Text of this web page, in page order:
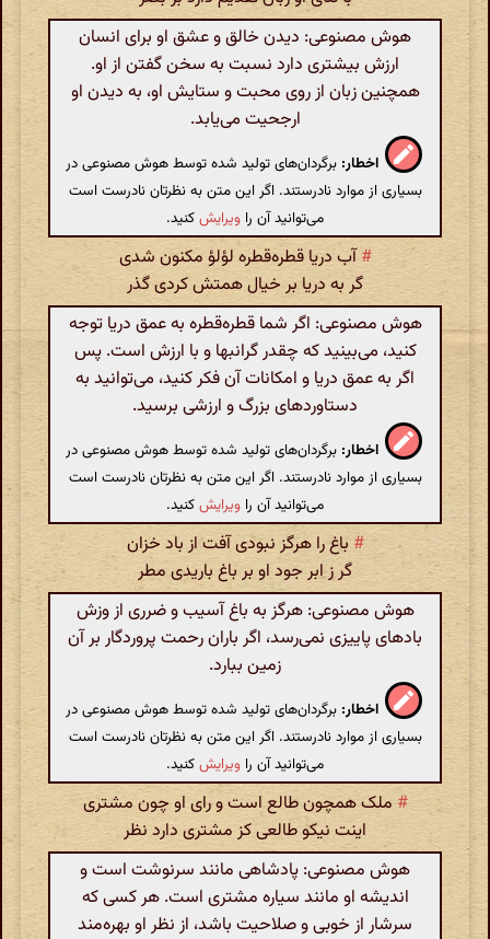
هوش مصنوعی: دیدن خالق و عشق او برای انسان
ارزش بیشتری دارد نسبت به سخن گفتن از او.
همچنین زبان از روی محبت و ستایش او، به دیدن او
ارجحیت می‌یابد.
اخطار: برگردان‌های تولید شده توسط هوش مصنوعی در
بسیاری از موارد نادرستند. اگر این متن به نظرتان نادرست است
می‌توانید آن را ویرایشکنید.
#آب دریا قطره‌قطره لؤلؤ مکنون شدی
گر به دریا بر خیال همتش کردی گذر
هوش مصنوعی: اگر شما قطره‌قطره به عمق دریا توجه
کنید، می‌بینید که چقدر گرانبها و با ارزش است. پس
اگر به عمق دریا و امکانات آن فکر کنید، می‌توانید به
دستاوردهای بزرگ و ارزشی برسید.
اخطار: برگردان‌های تولید شده توسط هوش مصنوعی در
بسیاری از موارد نادرستند. اگر این متن به نظرتان نادرست است
می‌توانید آن را ویرایشکنید.
# باغ‌ را هرگز نبودی آفت از باد خزان
گر ز ابر جود او بر باغ باریدی مطر
هوش مصنوعی: هرگز به باغ آسیب و ضرری از وزش
بادهای پاییزی نمی‌رسد، اگر باران رحمت پروردگار بر آن
زمین ببارد.
اخطار: برگردان‌های تولید شده توسط هوش مصنوعی در
بسیاری از موارد نادرستند. اگر این متن به نظرتان نادرست است
می‌توانید آن را ویرایشکنید.
# ملک همچون طالع است و رای او چون مشتری
اینت نیکو طالعی‌ کز مشتری دارد نظر
هوش مصنوعی: پادشاهی مانند سرنوشت است و
اندیشه او مانند سیاره مشتری است. هر کسی که
سرشار از خوبی و صلاحیت باشد، از نظر او بهره‌مند